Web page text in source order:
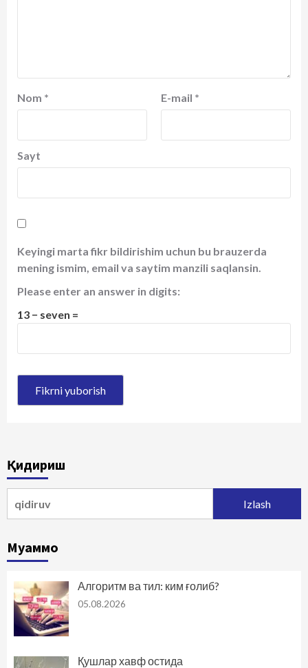
Nom * E-mail *
Sayt
Keyingi marta fikr bildirishim uchun bu brauzerda
mening ismim, email va saytim manzili saqlansin.
Please enter an answer in digits:
13 − seven =
Қидириш
Муаммо
Алгоритм ва тил: ким ғолиб?
05.08.2026
Қушлар хавф остида